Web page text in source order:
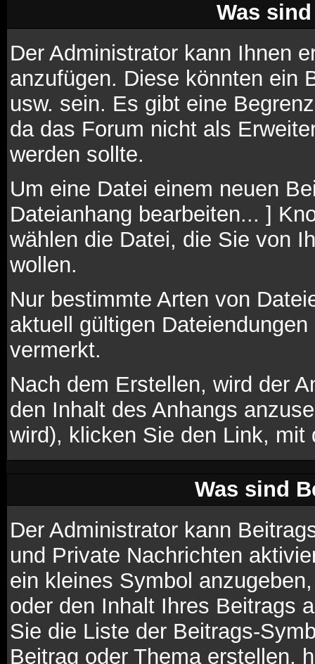
Was
Der Administrator kann Ihnen
anzufügen. Diese könnten ein
usw. sein. Es gibt eine
da das Forum nicht als
werden sollte.
Um eine Datei einem neuen
Dateianhang bearbeiten... ]
wählen die Datei, die Sie von
wollen.
Nur bestimmte Arten von
aktuell gültigen
vermerkt.
Nach dem Erstellen, wird der
den Inhalt des Anhangs
wird), klicken Sie den Link, mit
Was sind
Der Administrator kann
und Private Nachrichten
ein kleines Symbol
oder den Inhalt Ihres Beitrags
Sie die Liste der Beitrags-
Beitrag oder Thema erstellen,